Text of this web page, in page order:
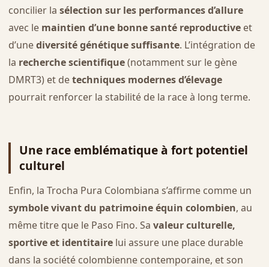
concilier la sélection sur les performances d’allure
avec le maintien d’une bonne santé reproductiveet
d’unediversité génétique suffisante. L’intégration de
la recherche scientifique(notamment sur le gène
DMRT3) et detechniques modernes d’élevage
pourrait renforcer la stabilité de la race à long terme.
Une race emblématique à fort potentiel
culturel
Enfin, la Trocha Pura Colombiana s’affirme comme un
symbole vivant du patrimoine équin colombien, au
même titre que le Paso Fino. Sa valeur culturelle,
sportive et identitairelui assure une place durable
dans la société colombienne contemporaine, et son